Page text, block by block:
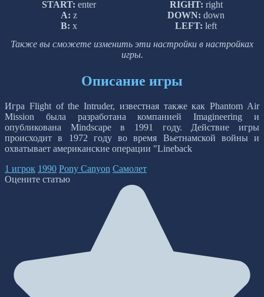
START: enter
A: z
B: x
RIGHT: right
DOWN: down
LEFT: left
Также вы сможете изменить эти настройки в настройках
игры.
Описание игры
Игра Flight of the Intruder, известная также как Phantom Air
Mission была разработана компанией Imagineering и
опубликована Mindscape в 1991 году. Действие игры
происходит в 1972 году во время Вьетнамской войны и
охватывает американские операции "Lineback
1 игрок 1990 Pony Canyon Самолет
Оцените статью